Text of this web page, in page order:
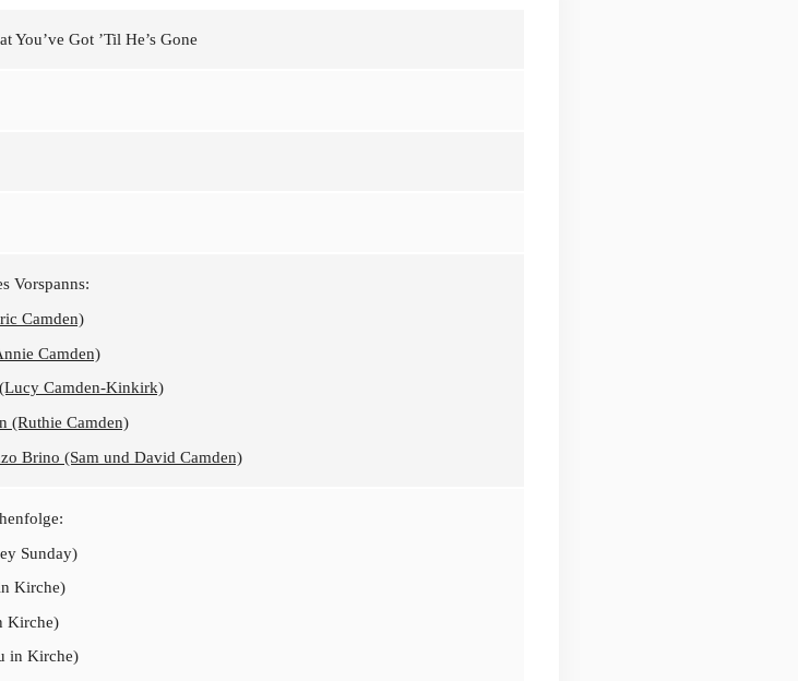
You’ve Got ’Til He’s Gone
Vorspanns:
Camden)
Camden)
Camden-Kinkirk)
(Ruthie Camden)
Brino (Sam und David Camden)
Sunday)
Kirche)
Kirche)
in Kirche)